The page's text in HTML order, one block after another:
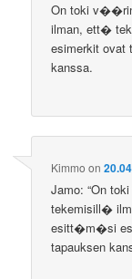
On toki
ilman, ett�
esimerkit
kanssa.
Kimmo on
Jamo: “On
tekemisill�
esitt�m�si
tapauksen